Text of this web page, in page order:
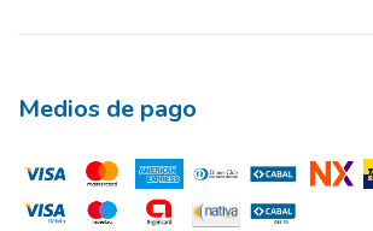
Medios de pago